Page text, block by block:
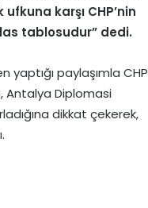
karşı CHP’nin
tablosudur” dedi.
yaptığı paylaşımla CHP
Antalya Diplomasi
dikkat çekerek,